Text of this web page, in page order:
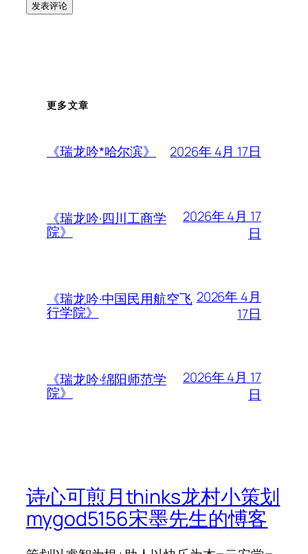
更多文章
《瑞龙吟*哈尔滨》 2026年 4月 17日
《瑞龙吟·四川工商学
院》
2026年 4月 17
日
《瑞龙吟·中国民用航空飞
行学院》
2026年 4月
17日
《瑞龙吟·绵阳师范学
院》
2026年 4月 17
日
诗心可煎月thinks龙村小策划
mygod5156宋墨先生的愽客